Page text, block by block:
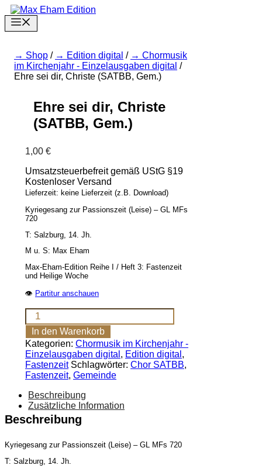
Zum
Inhalt
springen
Shop / Edition digital /
Chormusik
im Kirchenjahr - Einzelausgaben digital /
Ehre sei dir, Christe (SATBB, Gem.)
Ehre sei dir, Christe
(SATBB, Gem.)
1,00 €
Umsatzsteuerbefreit gemäß UStG §19
Kostenloser Versand
Lieferzeit: keine Lieferzeit (z.B. Download)
Kyriegesang zur Passionszeit (Leise) – GL MFs
720
T: Salzburg, 14. Jh.
M u. S: Max Eham
Max-Eham-Edition Reihe I / Heft 3: Fastenzeit
und Heilige Woche
👁 Partitur anschauen
Ehre
sei
dir,
Christe
(SATBB,
Gem.)
[Digital]
In den Warenkorb
Kategorien: Chormusik im Kirchenjahr -
Einzelausgaben digital , Edition digital ,
Fastenzeit Schlagwörter: Chor SATBB,
Fastenzeit, Gemeinde
Beschreibung
Zusätzliche Information
Beschreibung
Kyriegesang zur Passionszeit (Leise) – GL MFs 720
T: Salzburg, 14. Jh.